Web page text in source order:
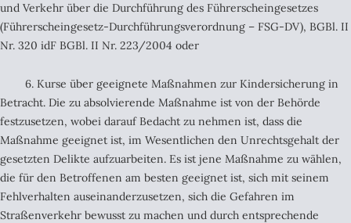
und Verkehr über die Durchführung des Führerscheingesetzes
(Führerscheingesetz-Durchführungsverordnung – FSG-DV), BGBl. II
Nr. 320 idF BGBl. II Nr. 223/2004 oder
6. Kurse über geeignete Maßnahmen zur Kindersicherung in
Betracht. Die zu absolvierende Maßnahme ist von der Behörde
festzusetzen, wobei darauf Bedacht zu nehmen ist, dass die
Maßnahme geeignet ist, im Wesentlichen den Unrechtsgehalt der
gesetzten Delikte aufzuarbeiten. Es ist jene Maßnahme zu wählen,
die für den Betroffenen am besten geeignet ist, sich mit seinem
Fehlverhalten auseinanderzusetzen, sich die Gefahren im
Straßenverkehr bewusst zu machen und durch entsprechende